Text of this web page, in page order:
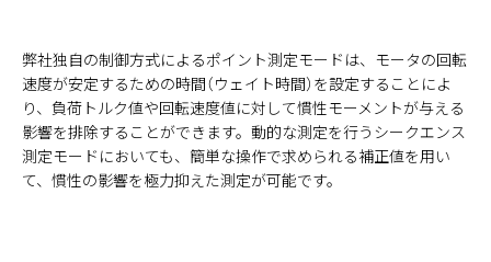
弊社独自の制御方式によるポイント測定モードは、モータの回転
速度が安定するための時間（ウェイト時間）を設定することによ
り、負荷トルク値や回転速度値に対して慣性モーメントが与える
影響を排除することができます。動的な測定を行うシークエンス
測定モードにおいても、簡単な操作で求められる補正値を用い
て、慣性の影響を極力抑えた測定が可能です。